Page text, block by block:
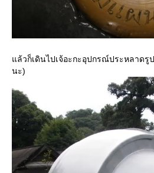
แล้วก็เดินไปเจ้อะกะอุปกรณ์ประหลาด
นะ)